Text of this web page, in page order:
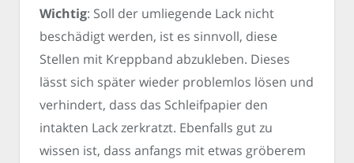
Wichtig: Soll der umliegende Lack nicht
beschädigt werden, ist es sinnvoll, diese
Stellen mit Kreppband abzukleben. Dieses
lässt sich später wieder problemlos lösen und
verhindert, dass das Schleifpapier den
intakten Lack zerkratzt. Ebenfalls gut zu
wissen ist, dass anfangs mit etwas gröberem